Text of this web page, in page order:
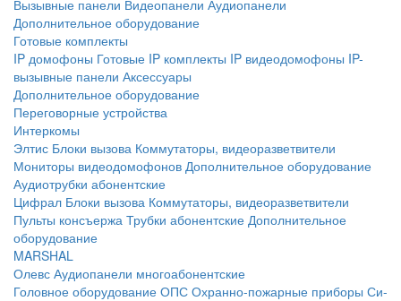
Вызывные панели Видеопанели Аудиопанели
Дополнительное оборудование
Готовые комплекты
IP домофоны Готовые IP комплекты IP видеодомофоны IP-
вызывные панели Аксессуары
Дополнительное оборудование
Переговорные устройства
Интеркомы
Элтис Блоки вызова Коммутаторы, видеоразветвители
Мониторы видеодомофонов Дополнительное оборудование
Аудиотрубки абонентские
Цифрал Блоки вызова Коммутаторы, видеоразветвители
Пульты консъержа Трубки абонентские Дополнительное
оборудование
MARSHAL
Олевс Аудиопанели многоабонентские
Головное оборудование ОПС Охранно-пожарные приборы Си-